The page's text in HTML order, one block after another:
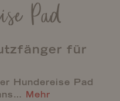
Pad
für
Hundereise Pad
Mehr